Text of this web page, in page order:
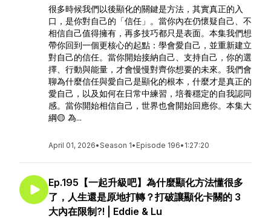
很多時候我們以後顯化的關鍵是方法，其實真正的入
口，是你對自己的「信任」。當你內在仍懷疑自己、不
相信自己值得擁有，再多技巧都只是表面。本集我們想
帶你回到一個更核心的起點：學會愛自己，並重新建立
對自己的信任。當你開始接納自己、支持自己，你的選
擇、行動與能量，才會慢慢對齊你想要的未來。我們會
聊為什麼信任與愛自己是顯化的根本，什麼才是真正的
愛自己，以及如何在日常中練習，培養穩定的自我認同
感。當你開始相信自己，世界也會開始回應你。本集大
綱🟡 為...
April 01, 2026•Season 1• Episode 196• 1:27:20
Ep.195【一起升級吧】為什麼顯化方法懂很多
了，人生還是原地打轉？打破讓顯化卡關的 3
大內在限制?! | Eddie & Lu